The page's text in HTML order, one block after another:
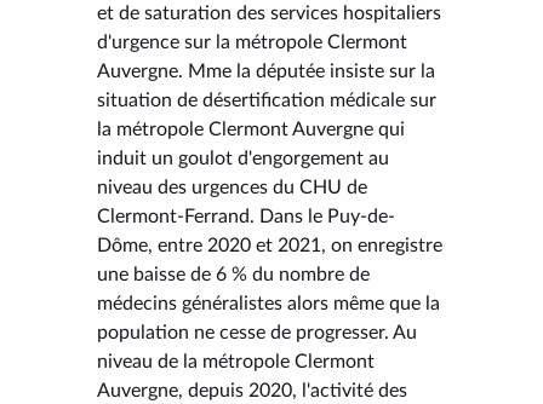
et de saturation des services hospitaliers
d'urgence sur la métropole Clermont
Auvergne. Mme la députée insiste sur la
situation de désertification médicale sur
la métropole Clermont Auvergne qui
induit un goulot d'engorgement au
niveau des urgences du CHU de
Clermont-Ferrand. Dans le Puy-de-
Dôme, entre 2020 et 2021, on enregistre
une baisse de 6 % du nombre de
médecins généralistes alors même que la
population ne cesse de progresser. Au
niveau de la métropole Clermont
Auvergne, depuis 2020, l'activité des